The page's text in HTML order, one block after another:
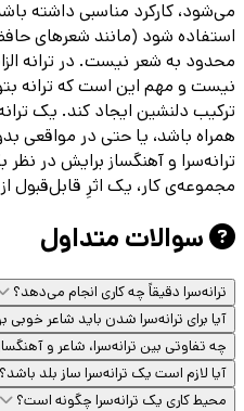
می‌شود، کارکرد مناسبی داشته
استفاده شود (مانند شعرهای
محدود به شعر نیست. در ترانه
نیست و مهم این است که ترانه
ترکیب دلنشین ایجاد کند. یک
همراه باشد، یا حتی در مواقعی
ترانه‌سرا و آهنگساز برایش در
مجموعه‌ی کار، یک اثرِ قابل‌قبول
سوالات متداول
ترانه‌سرا دقیقاً چه کاری انجام می‌دهد؟
آیا برای ترانه‌سرا شدن باید شاعر خوبی
چه تفاوتی بین ترانه‌سرا، شاعر و
آیا لازم است یک ترانه‌سرا ساز بلد باشد؟
محیط کاری یک ترانه‌سرا چگونه است؟